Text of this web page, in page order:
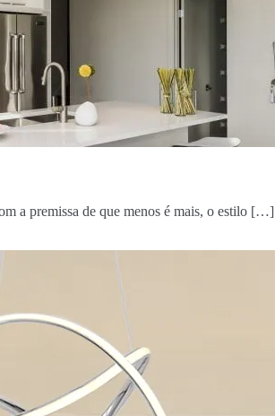
a premissa de que menos é mais, o estilo […]